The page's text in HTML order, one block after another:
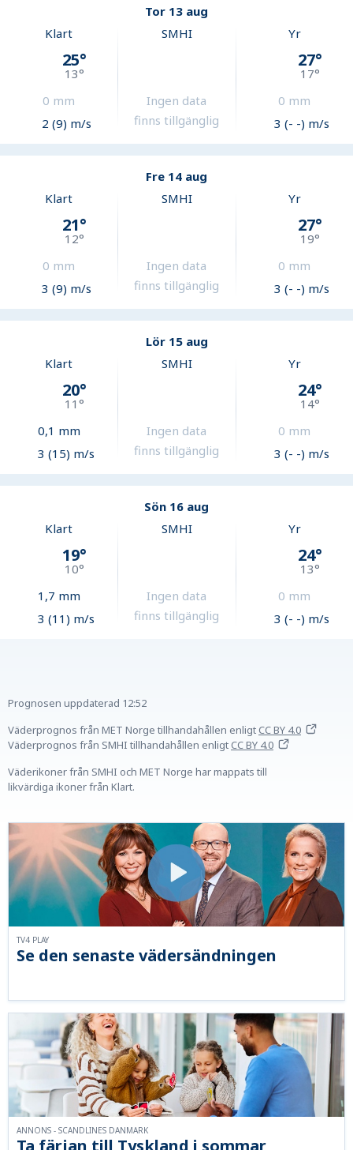
Tor 13 aug
Klart
25°
13°
0 mm
2 (9) m/s
SMHI
Ingen data
finns tillgänglig
Yr
27°
17°
0 mm
3 (- -) m/s
Fre 14 aug
Klart
21°
12°
0 mm
3 (9) m/s
SMHI
Ingen data
finns tillgänglig
Yr
27°
19°
0 mm
3 (- -) m/s
Lör 15 aug
Klart
20°
11°
0,1 mm
3 (15) m/s
SMHI
Ingen data
finns tillgänglig
Yr
24°
14°
0 mm
3 (- -) m/s
Sön 16 aug
Klart
19°
10°
1,7 mm
3 (11) m/s
SMHI
Ingen data
finns tillgänglig
Yr
24°
13°
0 mm
3 (- -) m/s
Prognosen uppdaterad 12:52
Väderprognos från MET Norge tillhandahållen enligtCC BY 4.0
Väderprognos från SMHI tillhandahållen enligtCC BY 4.0
Väderikoner från SMHI och MET Norge har mappats till
likvärdiga ikoner från Klart.
Se den senaste vädersändningen
TV4 PLAY
ANNONS - SCANDLINES DANMARK